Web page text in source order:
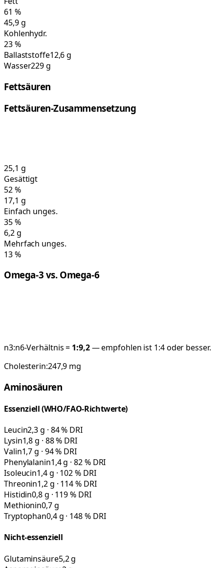
61 %
45,9g
Kohlenhydr.
23%
Ballaststoffe12,6 g
Wasser229 g
Fettsäuren
Fettsäuren-Zusammensetzung
25,1 g
Gesättigt
52%
17,1 g
Einfach unges.
35%
6,2g
Mehrfach unges.
13%
Omega-3 vs. Omega-6
n3:n6-Verhältnis = 1:9,2— empfohlen ist 1:4 oder besser.
Cholesterin:247,9 mg
Aminosäuren
Essenziell (WHO/FAO-Richtwerte)
Leucin2,3 g · 84 % DRI
Lysin1,8 g · 88 % DRI
Valin1,7 g · 94 % DRI
Phenylalanin1,4 g · 82 % DRI
Isoleucin1,4 g · 102 % DRI
Threonin1,2 g · 114 % DRI
Histidin0,8 g · 119 % DRI
Methionin0,7 g
Tryptophan0,4 g · 148 % DRI
Nicht-essenziell
Glutaminsäure5,2 g